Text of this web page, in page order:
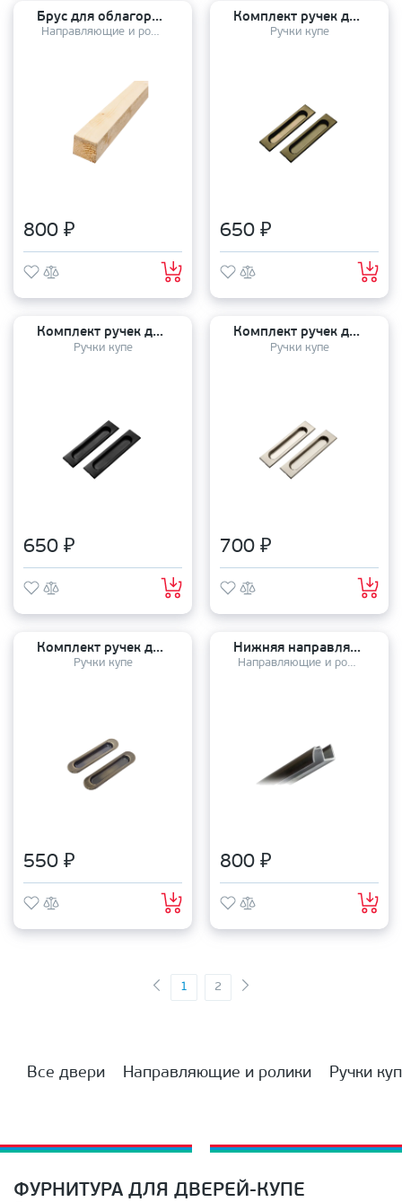
Брус для облагораживания проема
Направляющие и ролики
800 ₽
Комплект ручек для раздвижных дверей (2 шт) TIXX/RENZ SDH 601 AB
Ручки купе
650 ₽
Комплект ручек для раздвижных дверей (2 шт) TIXX/RENZ SDH 601 W
Ручки купе
650 ₽
Комплект ручек для раздвижных дверей (2 шт) TIXX/RENZ SDH 601
Ручки купе
700 ₽
Комплект ручек для раздвижных дверей (2 шт) TIXX/RENZ SDH 501 AB
Ручки купе
550 ₽
Нижняя направляющая для дверей купе 2 метра
Направляющие и ролики
800 ₽
1 2
Все двери Направляющие и ролики Ручки
ФУРНИТУРА ДЛЯ ДВЕРЕЙ-КУПЕ